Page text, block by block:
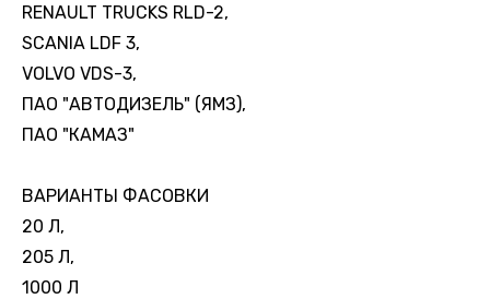
RENAULT TRUCKS RLD-2,
SCANIA LDF 3,
VOLVO VDS-3,
ПАО "АВТОДИЗЕЛЬ" (ЯМЗ),
ПАО "КАМАЗ"
ВАРИАНТЫ ФАСОВКИ
20 Л,
205 Л,
1000 Л